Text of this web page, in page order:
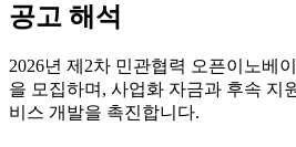
공고 해석
2026년 제2차 민관협력 오픈이노베
을 모집하며, 사업화 자금과 후속 지
비스 개발을 촉진합니다.